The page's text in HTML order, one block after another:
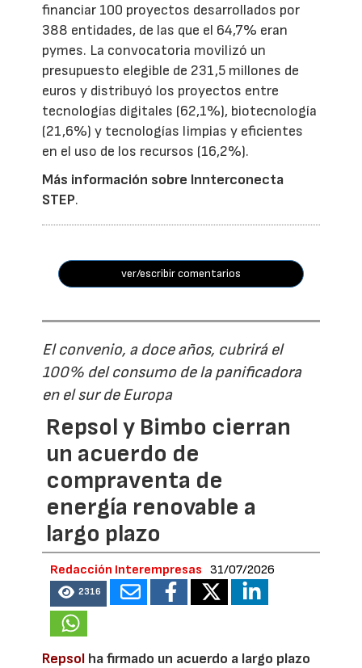
financiar 100 proyectos desarrollados por
388 entidades, de las que el 64,7% eran
pymes. La convocatoria movilizó un
presupuesto elegible de 231,5 millones de
euros y distribuyó los proyectos entre
tecnologías digitales (62,1%), biotecnología
(21,6%) y tecnologías limpias y eficientes
en el uso de los recursos (16,2%).
Más información sobre Innterconecta
STEP.
ver/escribir comentarios
El convenio, a doce años, cubrirá el
100% del consumo de la panificadora
en el sur de Europa
Repsol y Bimbo cierran
un acuerdo de
compraventa de
energía renovable a
largo plazo
Redacción Interempresas 31/07/2026
2316
Repsol ha firmado un acuerdo a largo plazo